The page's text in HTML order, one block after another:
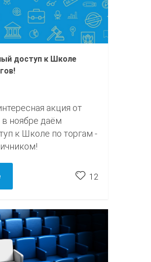
доступ к Школе
акция от
в ноябре даём
к Школе по торгам -
12